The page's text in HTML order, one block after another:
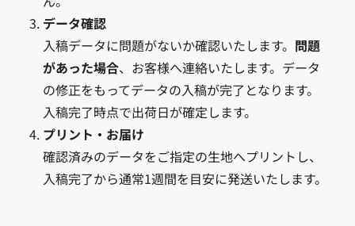
データ確認
入稿データに問題がないか確認いたします。 問題
があった場合、お客様へ連絡いたします。データ
の修正をもってデータの入稿が完了となります。
入稿完了時点で出荷日が確定します。
プリント・お届け
確認済みのデータをご指定の生地へプリントし、
入稿完了から通常1週間を目安に発送いたします。